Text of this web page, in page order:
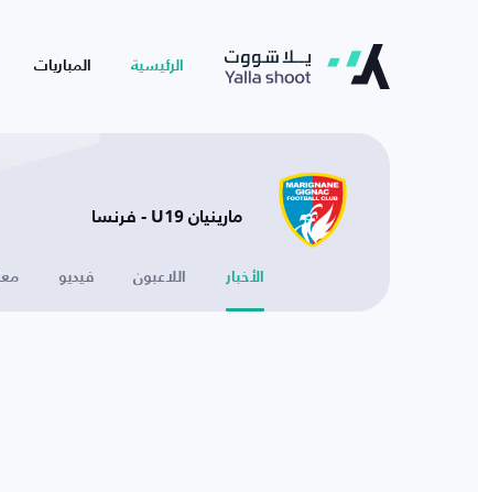
الرئيسية المباريات
مارينيان U19 - فرنسا
الأخبار اللاعبون فيديو